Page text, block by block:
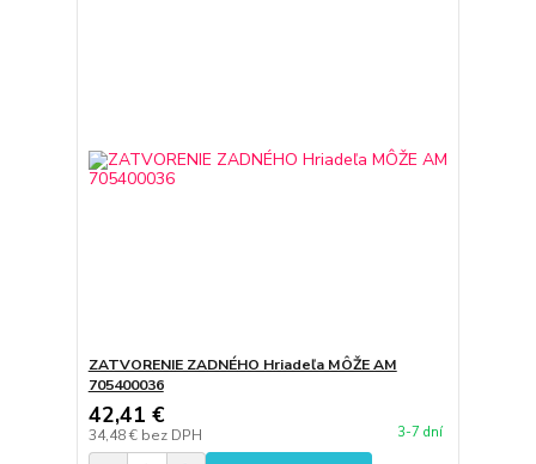
ZATVORENIE ZADNÉHO Hriadeľa MÔŽE AM
705400036
42,41 €
34,48 € bez DPH 3-7 dní